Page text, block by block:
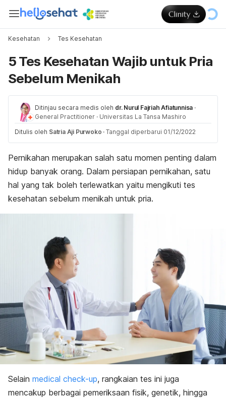
Kesehatan Tes Kesehatan
5 Tes Kesehatan Wajib untuk Pria
Sebelum Menikah
Ditinjau secara medis oleh dr. Nurul Fajriah Afiatunnisa ·
General Practitioner · Universitas La Tansa Mashiro
Ditulis oleh Satria Aji Purwoko · Tanggal diperbarui 01/12/2022
Pernikahan merupakan salah satu momen penting dalam
hidup banyak orang. Dalam persiapan pernikahan, satu
hal yang tak boleh terlewatkan yaitu mengikuti tes
kesehatan sebelum menikah untuk pria.
Selain medical check-up, rangkaian tes ini juga
mencakup berbagai pemeriksaan fisik, genetik, hingga